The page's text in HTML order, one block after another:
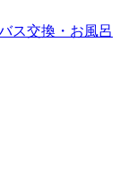
ス交換・お風呂